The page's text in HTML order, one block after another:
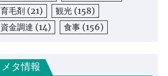
育毛剤 (21) 観光 (158)
資金調達 (14) 食事 (156)
メタ情報